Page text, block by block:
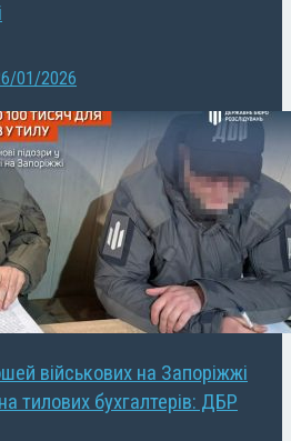
01/2026
військових на Запоріжжі
тилових бухгалтерів: ДБР